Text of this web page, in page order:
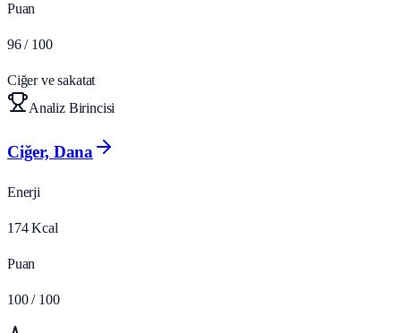
Puan
96 / 100
Ciğer ve sakatat
Analiz Birincisi
Ciğer, Dana
Enerji
174 Kcal
Puan
100 / 100